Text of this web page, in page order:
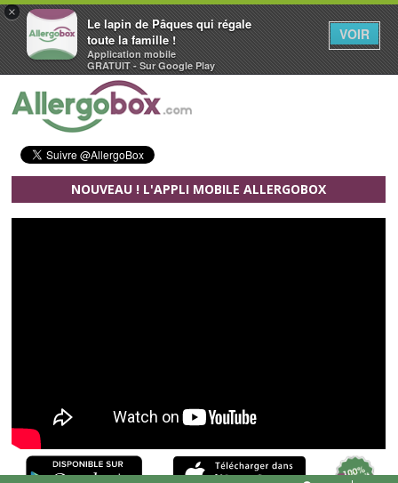
×
Le lapin de Pâques qui régale
toute la famille !
Application mobile
GRATUIT - Sur Google Play
VOIR
Aller au contenu principal
NOUVEAU ! L'APPLI MOBILE ALLERGOBOX